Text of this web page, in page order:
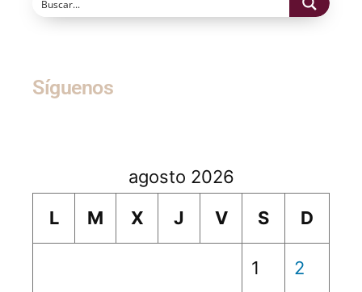
Síguenos
agosto 2026
L
M X J V S D
1 2